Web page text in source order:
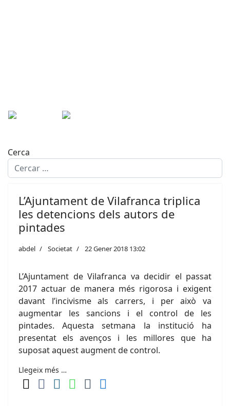
Cerca
L’Ajuntament de Vilafranca triplica
les detencions dels autors de
pintades
abdel Societat 22 Gener 2018 13:02
L’Ajuntament de Vilafranca va decidir el passat
2017 actuar de manera més rigorosa i exigent
davant l’incivisme als carrers, i per això va
augmentar les sancions i el control de les
pintades. Aquesta setmana la institució ha
presentat els avenços i les millores que ha
suposat aquest augment de control.
Llegeix més …